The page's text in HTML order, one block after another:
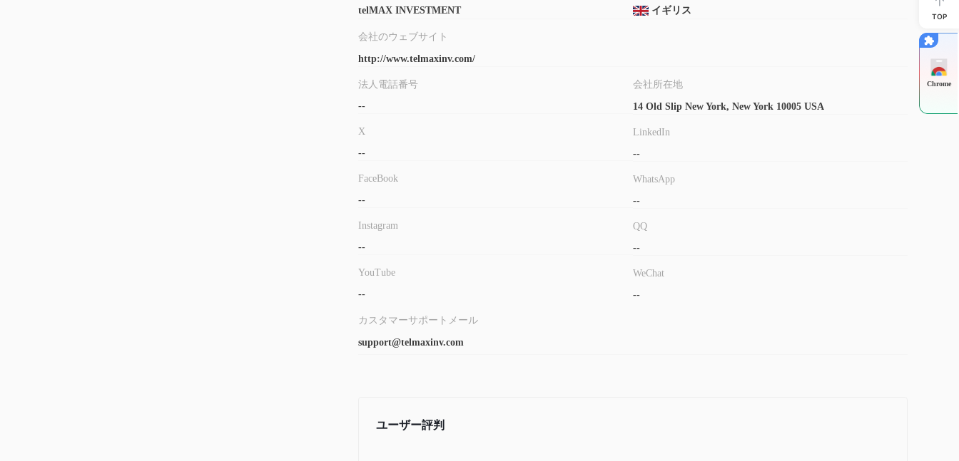
telMAX INVESTMENT
イギリス
会社のウェブサイト
http://www.telmaxinv.com/
法人電話番号
--
X
--
FaceBook
--
Instagram
--
YouTube
--
会社所在地
14 Old Slip New York, New York 10005 USA
LinkedIn
--
WhatsApp
--
QQ
--
WeChat
--
カスタマーサポートメール
support@telmaxinv.com
ユーザー評判
TOP
Chrome